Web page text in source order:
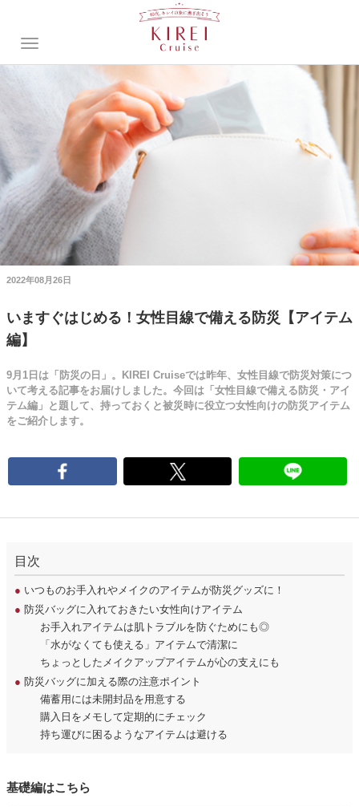
2022年08月26日
いますぐはじめる！女性目線で備える防災【アイテム
編】
9月1日は「防災の日」。KIREI Cruiseでは昨年、女性目線で防災対策につ
いて考える記事をお届けしました。今回は「女性目線で備える防災・アイ
テム編」と題して、持っておくと被災時に役立つ女性向けの防災アイテム
をご紹介します。
目次
● いつものお手入れやメイクのアイテムが防災グッズに！
● 防災バッグに入れておきたい女性向けアイテム
お手入れアイテムは肌トラブルを防ぐためにも◎
「水がなくても使える」アイテムで清潔に
ちょっとしたメイクアップアイテムが心の支えにも
● 防災バッグに加える際の注意ポイント
備蓄用には未開封品を用意する
購入日をメモして定期的にチェック
持ち運びに困るようなアイテムは避ける
基礎編はこちら